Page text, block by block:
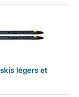
légers et